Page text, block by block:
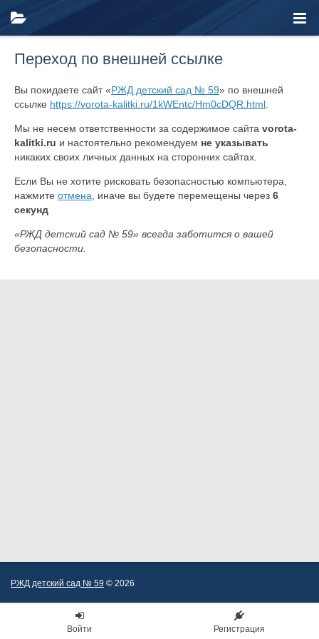
Переход по внешней ссылке
Вы покидаете сайт «РЖД детский сад № 59» по внешней
ссылке https://vorota-kalitki.ru/1kWEntc/Hm0cDQR.html
Мы не несем ответственности за содержимое сайта vorota-
kalitki.ru и настоятельно рекомендуем не указывать
никаких своих личных данных на сторонних сайтах.
Если Вы не хотите рисковать безопасностью компьютера,
нажмите отмена , иначе вы будете перемещены через 6
секунд
«РЖД детский сад № 59» всегда заботится о вашей
безопасности.
РЖД детский сад № 59 © 2026
Войти Регистрация